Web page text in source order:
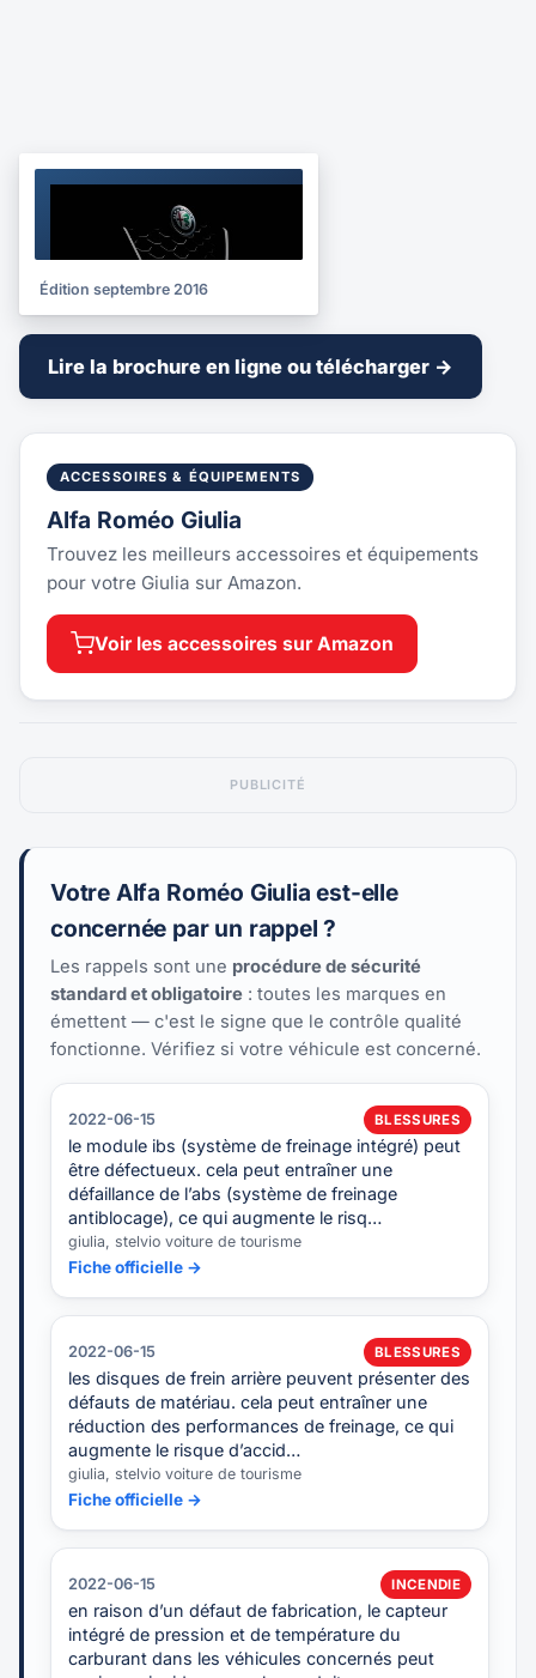
2016
Édition septembre 2016
Lire la brochure en ligne ou télécharger →
ACCESSOIRES & ÉQUIPEMENTS
Alfa Roméo Giulia
Trouvez les meilleurs accessoires et équipements
pour votre Giulia sur Amazon.
Voir les accessoires sur Amazon
PUBLICITÉ
Votre Alfa Roméo Giulia est-elle
concernée par un rappel ?
Les rappels sont une procédure de sécurité
standard et obligatoire : toutes les marques en
émettent — c'est le signe que le contrôle qualité
fonctionne. Vérifiez si votre véhicule est concerné.
2022-06-15 BLESSURES
le module ibs (système de freinage intégré) peut
être défectueux. cela peut entraîner une
défaillance de l’abs (système de freinage
antiblocage), ce qui augmente le risq…
giulia, stelvio voiture de tourisme
Fiche officielle →
2022-06-15 BLESSURES
les disques de frein arrière peuvent présenter des
défauts de matériau. cela peut entraîner une
réduction des performances de freinage, ce qui
augmente le risque d’accid…
giulia, stelvio voiture de tourisme
Fiche officielle →
2022-06-15 INCENDIE
en raison d’un défaut de fabrication, le capteur
intégré de pression et de température du
carburant dans les véhicules concernés peut